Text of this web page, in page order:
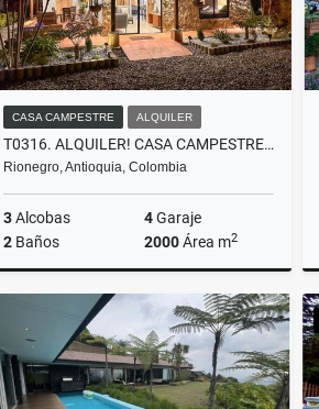
CASA CAMPESTRE ALQUILER
T0316. ALQUILER! CASA CAMPESTRE AMOBLADA CERCA AL AEROPUERTO
Rionegro, Antioquia, Colombia
3Alcobas 4Garaje
2 Baños 2000Área m2
Alquiler
$12.500.000